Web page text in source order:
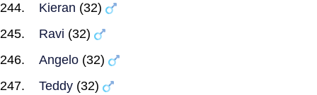
Kieran (32)
Ravi (32)
Angelo (32)
Teddy (32)